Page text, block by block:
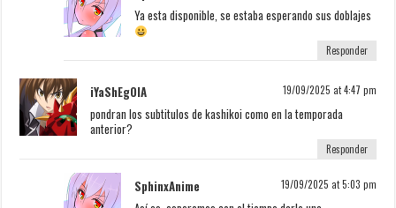
Ya esta disponible, se estaba esperando sus doblajes
Responder
iYaShEgOlA 19/09/2025 at 4:47 pm
pondran los subtitulos de kashikoi como en la temporada
anterior?
Responder
SphinxAnime 19/09/2025 at 5:03 pm